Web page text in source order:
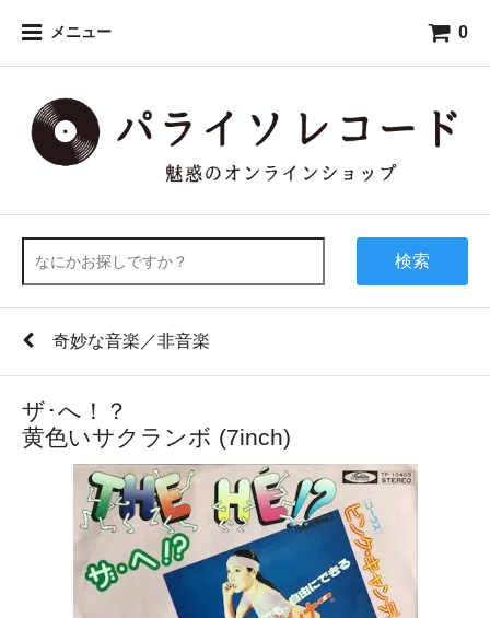
メニュー 0
検索
奇妙な音楽／非音楽
ザ･へ！？
黄色いサクランボ (7inch)